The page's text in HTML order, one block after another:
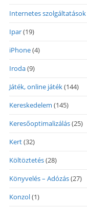
Internetes szolgáltatások
Ipar(19)
iPhone(4)
Iroda(9)
Játék, online játék(144)
Kereskedelem (145)
Keresőoptimalizálás(25)
Kert(32)
Költöztetés(28)
Könyvelés – Adózás(27)
Konzol(1)